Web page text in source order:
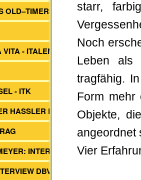
OLD–TIMERS
- ITALEN
- ITK
HASSLER BUCH
INTERVIEW
DBVs ITK
starr,
Noch
Leben als
tragfähig.
Form mehr
Objekte,
angeordnet
Vier